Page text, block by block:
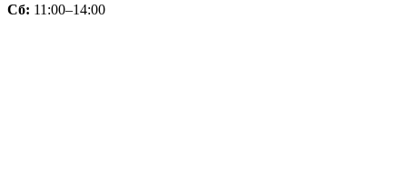
Сб: 11:00–14:00